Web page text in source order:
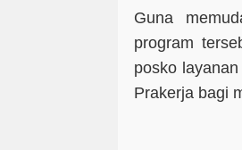
Guna
program
posko
Prakerja bagi